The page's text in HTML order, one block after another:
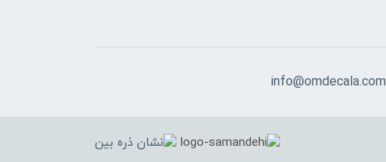
info@omdecala.com